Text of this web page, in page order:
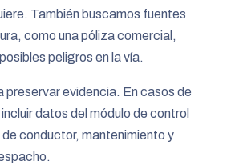
También buscamos fuentes
como una póliza comercial,
peligros en la vía.
preservar evidencia. En casos de
datos del módulo de control
conductor, mantenimiento y